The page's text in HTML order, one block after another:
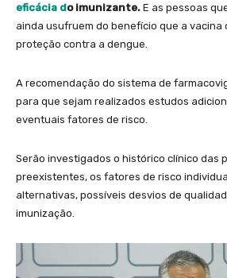
eficácia do imunizante. E as pessoas
ainda usufruem do benefício que a vacina
proteção contra a dengue.
A recomendação do sistema de
para que sejam realizados estudos
eventuais fatores de risco.
Serão investigados o histórico clínico das
preexistentes, os fatores de risco
alternativas, possíveis desvios de
imunização.